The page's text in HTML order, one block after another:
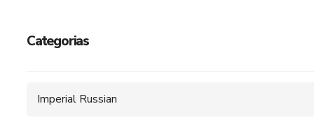
Categorias
Imperial Russian